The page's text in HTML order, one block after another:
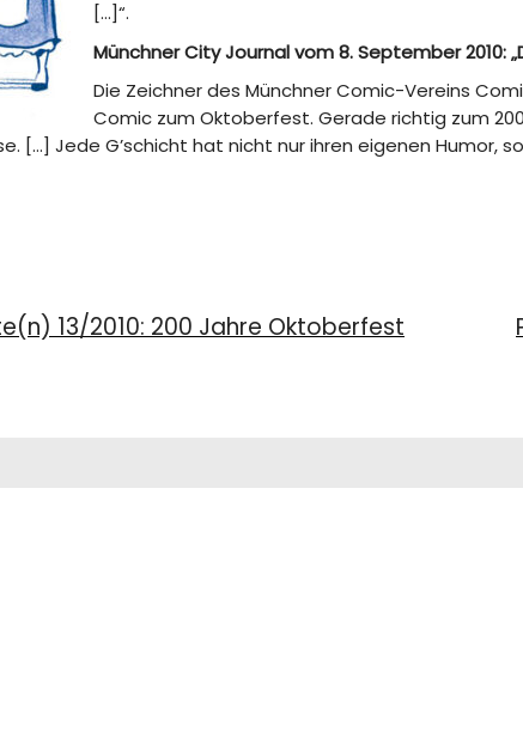
[…]“.
Münchner City Journal vom 8. September 2010:
Die Zeichner des Münchner Comic-Vereins
Comic zum Oktoberfest. Gerade richtig zum
[…] Jede G’schicht hat nicht nur ihren eigenen Humor,
13/2010: 200 Jahre Oktoberfest